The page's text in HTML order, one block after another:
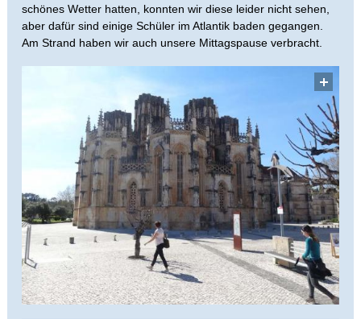
schönes Wetter hatten, konnten wir diese leider nicht sehen,
aber dafür sind einige Schüler im Atlantik baden gegangen.
Am Strand haben wir auch unsere Mittagspause verbracht.